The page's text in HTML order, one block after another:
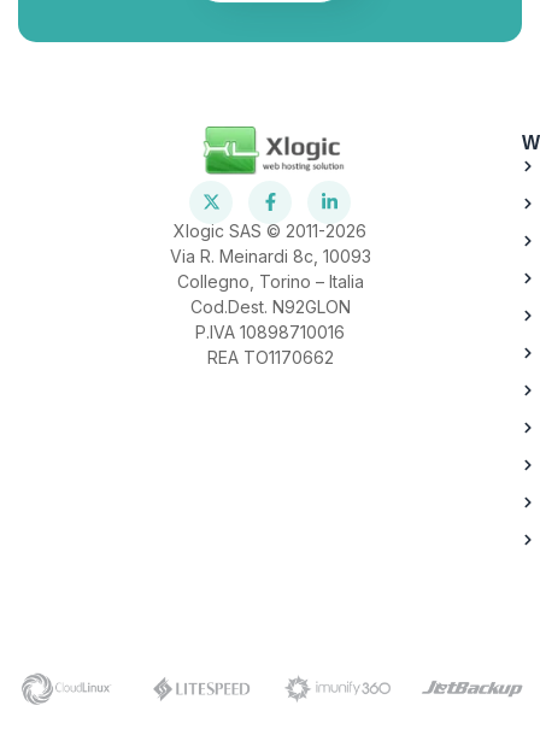
Xlogic SAS © 2011-2026
Via R. Meinardi 8c, 10093
Collegno, Torino – Italia
Cod.Dest. N92GLON
P.IVA 10898710016
REA TO1170662